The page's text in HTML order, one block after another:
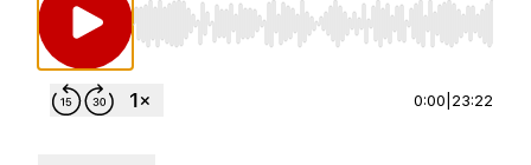
Use Left/Right to seek, Home/End to jump to
0:00 23:22